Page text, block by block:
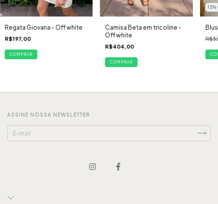
Regata Giovana - Off white
R$197,00
COMPRAR
Camisa Beta em tricoline -
Off white
R$404,00
COMPRAR
15%
ASSINE NOSSA NEWSLETTER